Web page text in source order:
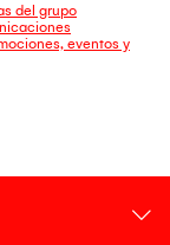
del grupo
eventos y